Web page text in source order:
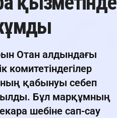
Отан алдындағы
комитетіндегілер
қабынуы себеп
Бұл марқұмның
шебіне сап-сау